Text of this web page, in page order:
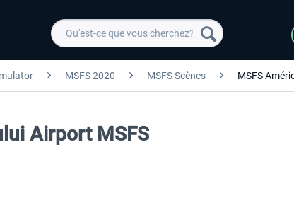
MSFS 2020 MSFS Scènes MSFS
Airport MSFS